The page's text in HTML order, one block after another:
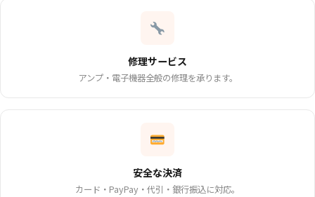
修理サービス
アンプ・電子機器全般の修理を承ります。
安全な決済
カード・PayPay・代引・銀行振込に対応。